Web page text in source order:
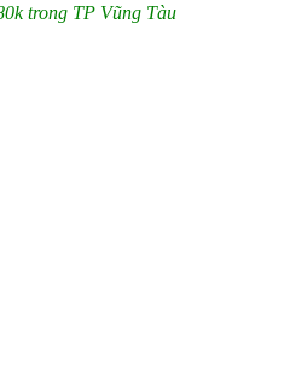
trong TP Vũng Tàu